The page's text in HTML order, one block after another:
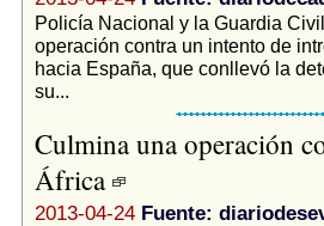
Policía Nacional y la Guardia
operación contra un intento de
hacia España, que conllevó la
su...
Culmina una operación
África
2013-04-24 Fuente: